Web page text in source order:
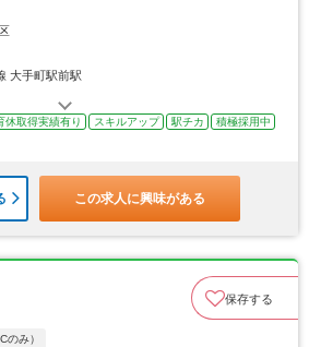
大手町駅前駅
休取得実績有り スキルアップ 駅チカ
積極採用中
この求人に興味がある
保存する
のみ）